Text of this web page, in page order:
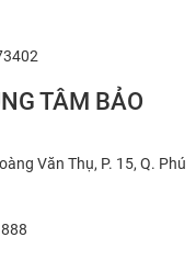
TÂM BẢO
Văn Thụ, P. 15, Q. Phú